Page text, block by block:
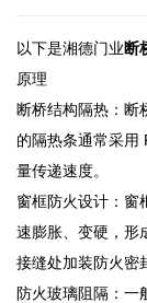
以下是湘德门业断
原理
断桥结构隔热：断
的隔热条通常采用
量传递速度。
窗框防火设计：窗
速膨胀、变硬，形
接缝处加装防火密
防火玻璃阻隔：一